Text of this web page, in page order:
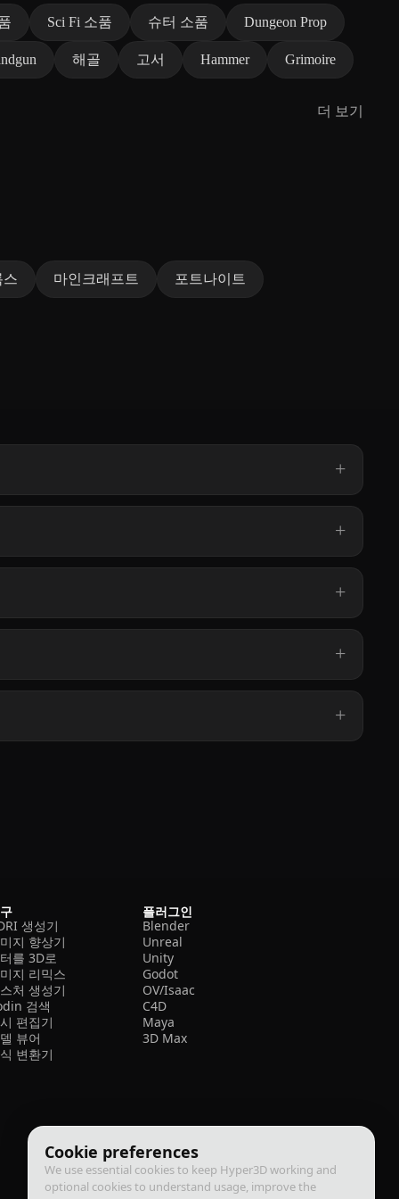
Cookie preferences
We use essential cookies to keep Hyper3D working and
optional cookies to understand usage, improve the
Sci Fi 소품 슈터 소품 Dungeon Prop
해골 고서 Hammer Grimoire
더 보기
스 마인크래프트 포트나이트
생성기
지 향상기
를 3D로
지 리믹스
처 생성기
검색
편집기
뷰어
변환기
플러그인
Blender
Unreal
Unity
Godot
OV/Isaac
C4D
Maya
3D Max